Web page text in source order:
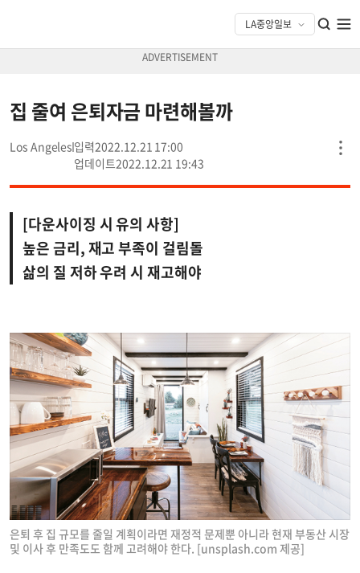
집 줄여 은퇴자금 마련해볼까
Los Angeles
2022.12.21 17:00
2022.12.21 19:43
[다운사이징 시 유의 사항]
높은 금리, 재고 부족이 걸림돌
삶의 질 저하 우려 시 재고해야
은퇴 후 집 규모를 줄일 계획이라면 재정적 문제뿐 아니라 현재 부동산 시장
및 이사 후 만족도도 함께 고려해야 한다. [unsplash.com 제공]